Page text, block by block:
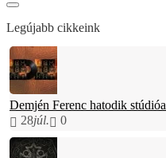
Legújabb cikkeink
Demjén Ferenc hatodik
28júl. 0